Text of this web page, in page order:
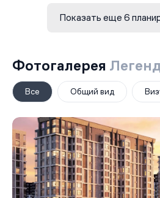
Показать еще 6
Фотогалерея
Все Общий вид